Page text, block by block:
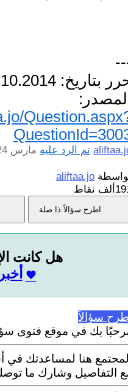
بتاريخ: 23.10.2014
تم الرد عليه مارس 24، 2022
aliftaa.jo
نقاط
اطرح سؤالاً ذا صلة
هل كانت
سؤالاً
بك في موقع فتوى
هنا لمساعدتك في
التفاصيل وشارك ما